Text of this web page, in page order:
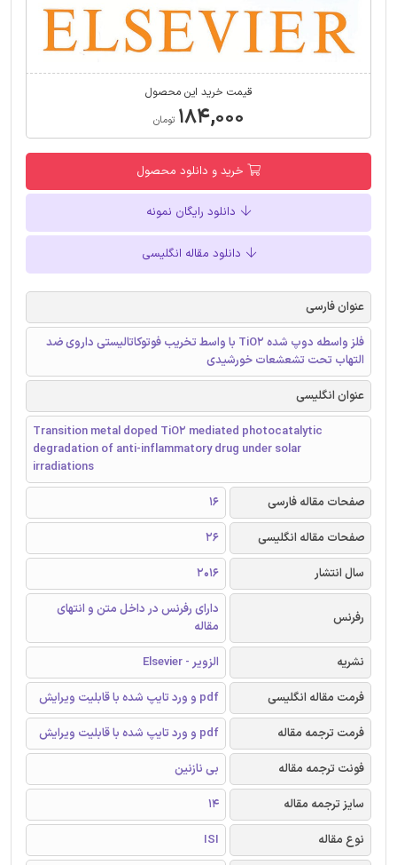
قیمت خرید این محصول
۱۸۴,۰۰۰ تومان
خرید و دانلود محصول
دانلود رایگان نمونه
دانلود مقاله انگلیسی
عنوان فارسی
فلز واسطه دوپ شده TiO2 با واسط تخریب فوتوکاتالیستی داروی ضد
التهاب تحت تشعشعات خورشیدی
عنوان انگلیسی
Transition metal doped TiO2 mediated photocatalytic
degradation of anti-inflammatory drug under solar
irradiations
صفحات مقاله فارسی
16
صفحات مقاله انگلیسی
26
سال انتشار
2016
رفرنس
دارای رفرنس در داخل متن و انتهای
مقاله
نشریه
الزویر - Elsevier
فرمت مقاله انگلیسی
pdf و ورد تایپ شده با قابلیت ویرایش
فرمت ترجمه مقاله
pdf و ورد تایپ شده با قابلیت ویرایش
فونت ترجمه مقاله
بی نازنین
سایز ترجمه مقاله
14
نوع مقاله
ISI